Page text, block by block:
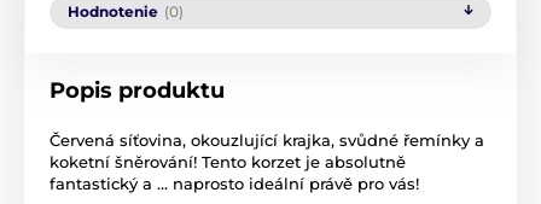
Hodnotenie (0)
Popis produktu
Červená síťovina, okouzlující krajka, svůdné řemínky a
koketní šněrování! Tento korzet je absolutně
fantastický a ... naprosto ideální právě pro vás!